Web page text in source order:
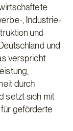
, Industrie-
und
und
verspricht
durch
setzt sich mit
geförderte